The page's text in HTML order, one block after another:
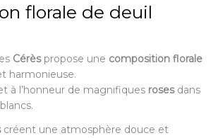
florale de deuil
Cérèspropose une composition florale
harmonieuse.
à l’honneur de magnifiques rosesdans
créent une atmosphère douce et